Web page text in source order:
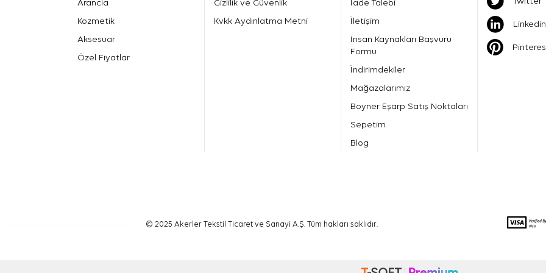
Arancia
Kozmetik
Aksesuar
Özel Fiyatlar
Gizlilik ve Güvenlik
Kvkk Aydınlatma Metni
İade Talebi
İletişim
İnsan Kaynakları Başvuru
Formu
İndirimdekiler
Mağazalarımız
Boyner Eşarp Satış Noktaları
Sepetim
Blog
Linkedin
© 2025 Akerler Tekstil Ticaret ve Sanayi A.Ş. Tüm hakları saklıdır.